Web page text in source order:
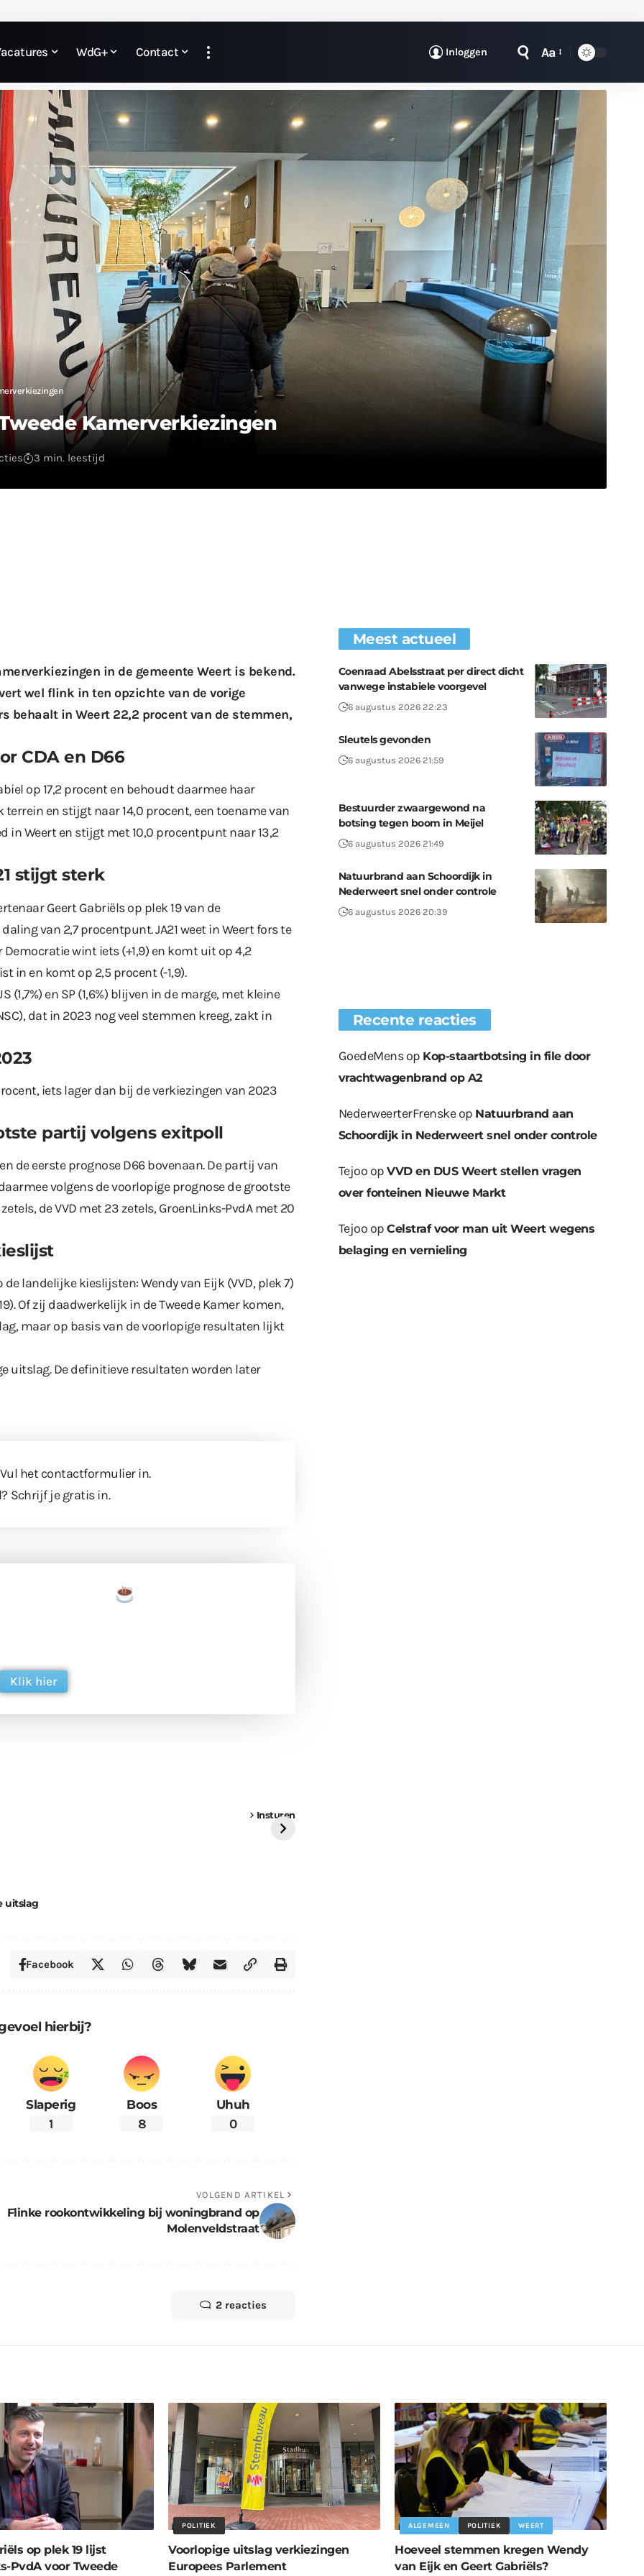
WdG+ Contact Inloggen Aa
Kamerverkiezingen
3 min. leestijd
in de gemeente Weert is bekend.
wel flink in ten opzichte van de vorige
behaalt in Weert 22,2 procent van de stemmen,
CDA en D66
op 17,2 procent en behoudt daarmee haar
en stijgt naar 14,0 procent, een toename van
in Weert en stijgt met 10,0 procentpunt naar 13,2
stijgt sterk
Geert Gabriëls op plek 19 van de
van 2,7 procentpunt. JA21 weet in Weert fors te
Democratie wint iets (+1,9) en komt uit op 4,2
in en komt op 2,5 procent (-1,9).
(1,7%) en SP (1,6%) blijven in de marge, met kleine
dat in 2023 nog veel stemmen kreeg, zakt in
iets lager dan bij de verkiezingen van 2023
partij volgens exitpoll
de eerste prognose D66 bovenaan. De partij van
volgens de voorlopige prognose de grootste
de VVD met 23 zetels, GroenLinks-PvdA met 20
landelijke kieslijsten: Wendy van Eijk (VVD, plek 7)
Of zij daadwerkelijk in de Tweede Kamer komen,
maar op basis van de voorlopige resultaten lijkt
uitslag. De definitieve resultaten worden later
het contactformulierin.
Schrijf je gratis in.
Klik hier
Insturen
uitslag
Facebook
hierbij?
Slaperig
1
Boos
8
Uhuh
0
VOLGEND ARTIKEL
Flinke rookontwikkeling bij woningbrand op
Molenveldstraat
2 reacties
Meest actueel
Coenraad Abelsstraat per direct dicht
vanwege instabiele voorgevel
6 augustus 2026 22:23
Sleutels gevonden
6 augustus 2026 21:59
Bestuurder zwaargewond na
botsing tegen boom in Meijel
6 augustus 2026 21:49
Natuurbrand aan Schoordijk in
Nederweert snel onder controle
6 augustus 2026 20:39
Recente reacties
GoedeMensop Kop-staartbotsing in file door
vrachtwagenbrand op A2
NederweerterFrenskeop Natuurbrand aan
Schoordijk in Nederweert snel onder controle
Tejoo opVVD en DUS Weert stellen vragen
over fonteinen Nieuwe Markt
Tejoo opCelstraf voor man uit Weert wegens
belaging en vernieling
op plek 19 lijst
PvdA voor Tweede
POLITIEK
Voorlopige uitslag verkiezingen
Europees Parlement
ALGEMEEN POLITIEK WEERT
Hoeveel stemmen kregen Wendy
van Eijk en Geert Gabriëls?